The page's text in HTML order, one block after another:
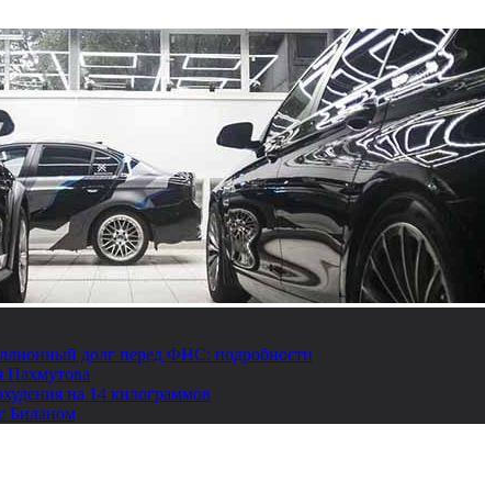
долг перед ФНС: подробности
Пахмутова
на 14 килограммов
Биланом